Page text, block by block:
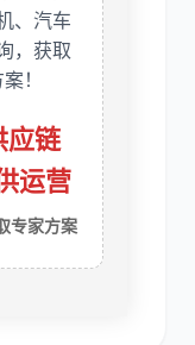
、汽车
，获取
！
链
运营